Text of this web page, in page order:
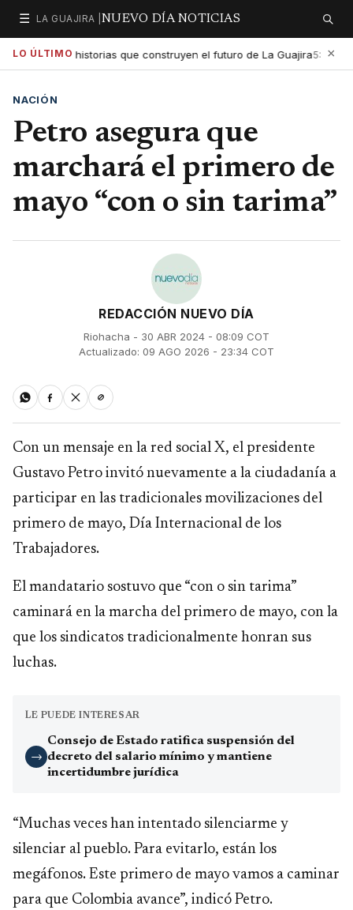
☰
Secciones
LA GUAJIRA | NUEVO DÍA NOTICIAS Buscar
LO ÚLTIMO
exaltar las historias que construyen el futuro de La Guajira5:01 PM
×
NACIÓN
Petro asegura que
marchará el primero de
mayo “con o sin tarima”
REDACCIÓN NUEVO DÍA
Riohacha - 30 ABR 2024 - 08:09 COT
Actualizado: 09 AGO 2026 - 23:34 COT
Con un mensaje en la red social X, el presidente
Gustavo Petro invitó nuevamente a la ciudadanía a
participar en las tradicionales movilizaciones del
primero de mayo, Día Internacional de los
Trabajadores.
El mandatario sostuvo que “con o sin tarima”
caminará en la marcha del primero de mayo, con la
que los sindicatos tradicionalmente honran sus
luchas.
LE PUEDE INTERESAR
→
Consejo de Estado ratifica suspensión del
decreto del salario mínimo y mantiene
incertidumbre jurídica
“Muchas veces han intentado silenciarme y
silenciar al pueblo. Para evitarlo, están los
megáfonos. Este primero de mayo vamos a caminar
para que Colombia avance”, indicó Petro.